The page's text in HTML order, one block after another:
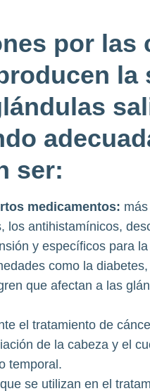
por las
la
ser:
medicamentos:
los antihistamínicos,
y específicos para
como la
que afectan a las
el tratamiento de
de la cabeza y el
temporal.
se utilizan en el